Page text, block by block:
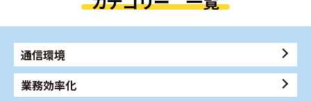
通信環境
業務効率化